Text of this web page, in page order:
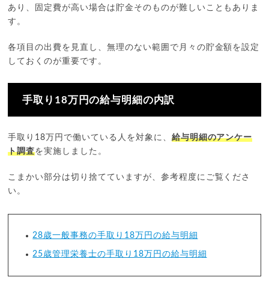
あり、固定費が高い場合は貯金そのものが難しいこともありま
す。
各項目の出費を見直し、無理のない範囲で月々の貯金額を設定
しておくのが重要です。
手取り18万円の給与明細の内訳
手取り18万円で働いている人を対象に、 給与明細のアンケー
ト調査を実施しました。
こまかい部分は切り捨てていますが、参考程度にご覧くださ
い。
28歳一般事務の手取り18万円の給与明細
25歳管理栄養士の手取り18万円の給与明細